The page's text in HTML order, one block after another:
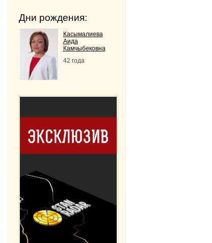
Дни рождения:
Касымалиева
Аида
Камчыбековна
42 года